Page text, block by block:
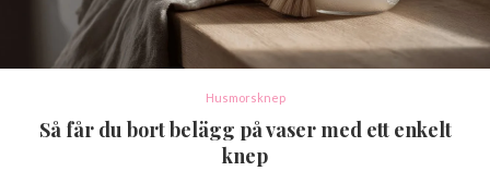
Husmorsknep
Så får du bort belägg på vaser med ett enkelt
knep